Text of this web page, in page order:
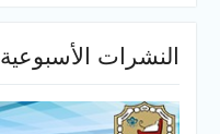
النشرات الأسبوعية